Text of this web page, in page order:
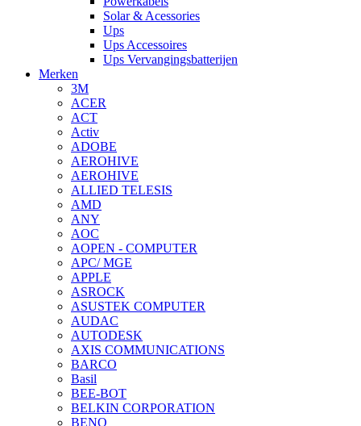
Solar & Acessories
Ups
Ups Accessoires
Ups Vervangingsbatterijen
Merken
3M
ACER
ACT
Activ
ADOBE
AEROHIVE
AEROHIVE
ALLIED TELESIS
AMD
ANY
AOC
AOPEN - COMPUTER
APC/ MGE
APPLE
ASROCK
ASUSTEK COMPUTER
AUDAC
AUTODESK
AXIS COMMUNICATIONS
BARCO
Basil
BEE-BOT
BELKIN CORPORATION
BENQ